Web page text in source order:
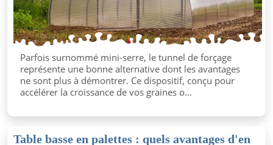
Parfois surnommé mini-serre, le tunnel de forçage
représente une bonne alternative dont les avantages
ne sont plus à démontrer. Ce dispositif, conçu pour
accélérer la croissance de vos graines o...
Table basse en palettes : quels avantages d'en